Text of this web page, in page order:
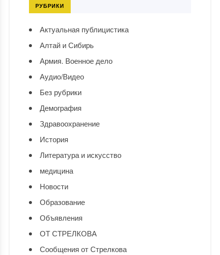
РУБРИКИ
Актуальная публицистика
Алтай и Сибирь
Армия. Военное дело
Аудио/Видео
Без рубрики
Демография
Здравоохранение
История
Литература и искусство
медицина
Новости
Образование
Объявления
ОТ СТРЕЛКОВА
Сообщения от Стрелкова